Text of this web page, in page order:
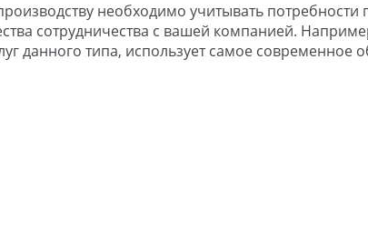
необходимо учитывать потребности
сотрудничества с вашей компанией.
данного типа, использует самое современное